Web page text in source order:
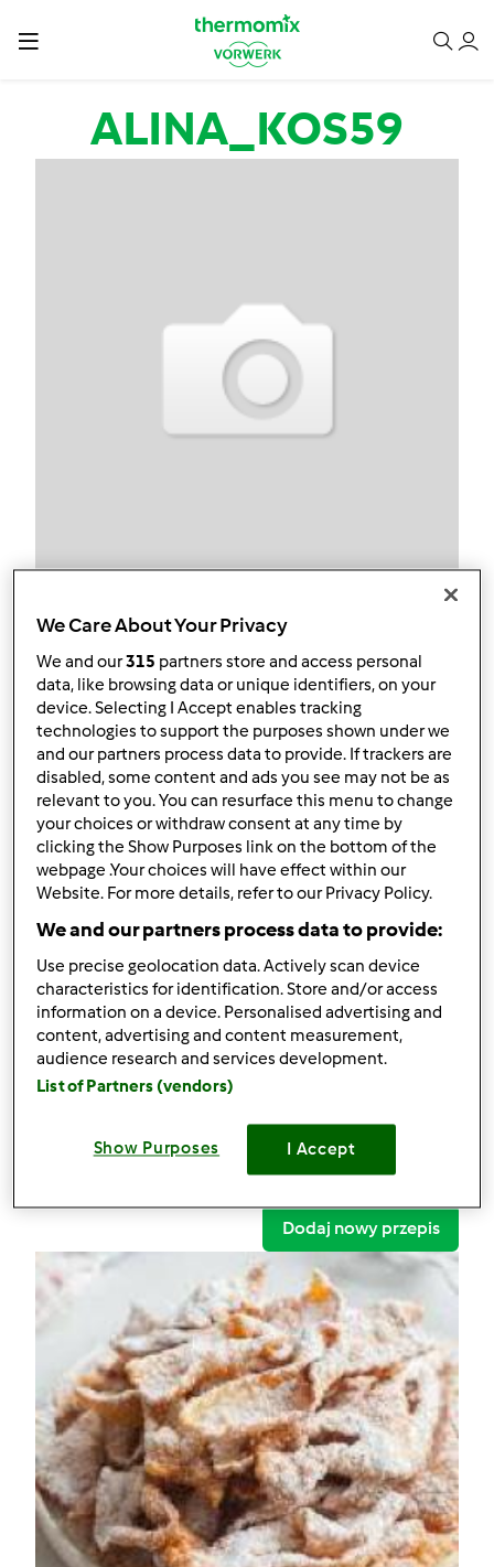
ALINA_KOS59
ALINA_KOS59
Aktualna liczba punktów użytkownika: 17
Który model Thermomix ® posiadasz?
tm6
Najlepszy przepis
Najczęściej komentowany przepis
Faworki
Komentarze
1
Przepisy(2)
Dodaj nowy przepis
We Care About Your Privacy
We and our315 partners store and access personal
data, like browsing data or unique identifiers, on your
device. Selecting I Accept enables tracking
technologies to support the purposes shown under we
and our partners process data to provide. If trackers are
disabled, some content and ads you see may not be as
relevant to you. You can resurface this menu to change
your choices or withdraw consent at any time by
clicking the Show Purposes link on the bottom of the
webpage .Your choices will have effect within our
Website. For more details, refer to our Privacy Policy.
We and our partners process data to provide:
Use precise geolocation data. Actively scan device
characteristics for identification. Store and/or access
information on a device. Personalised advertising and
content, advertising and content measurement,
audience research and services development.
List of Partners (vendors)
Show Purposes I Accept